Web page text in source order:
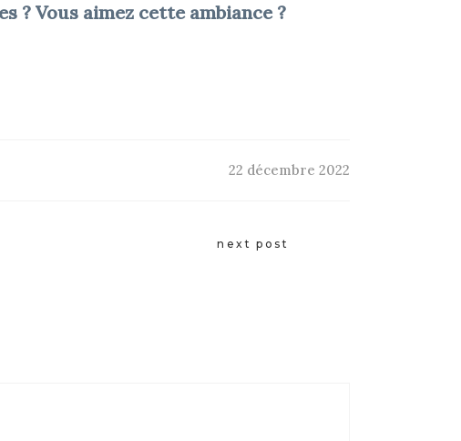
? Vous aimez cette ambiance ?
22 décembre 2022
next post